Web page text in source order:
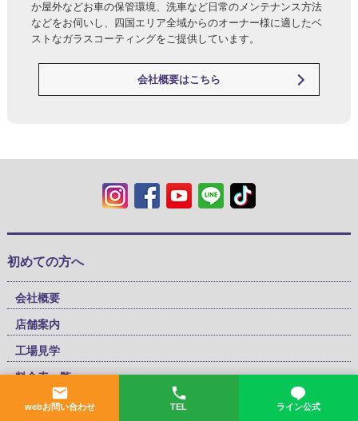
か屋外などお車の保管環境、洗車など日常のメンテナンス方法
などをお伺いし、四国エリア全域からのオーナー様に適したベ
ストなガラスコーティングをご提供しています。
会社概要はこちら
webお問い合わせ TEL ライン公式
初めての方へ
会社概要
店舗案内
工場見学
料金表一覧